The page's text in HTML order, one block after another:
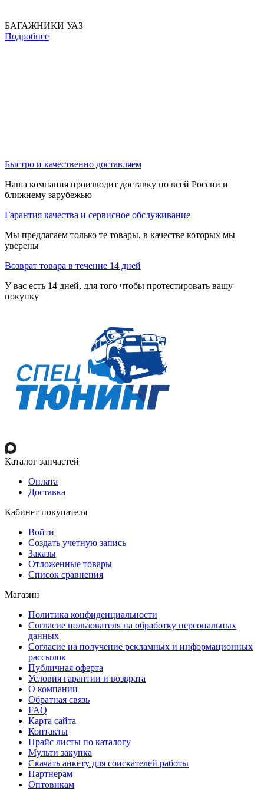
БАГАЖНИКИ УАЗ
Подробнее
Быстро и качественно доставляем
Наша компания производит доставку по всей России и
ближнему зарубежью
Гарантия качества и сервисное обслуживание
Мы предлагаем только те товары, в качестве которых мы
уверены
Возврат товара в течение 14 дней
У вас есть 14 дней, для того чтобы протестировать вашу
покупку
Каталог запчастей
Оплата
Доставка
Кабинет покупателя
Войти
Создать учетную запись
Заказы
Отложенные товары
Список сравнения
Магазин
Политика конфиденциальности
Согласие пользователя на обработку персональных
данных
Согласие на получение рекламных и информационных
рассылок
Публичная оферта
Условия гарантии и возврата
О компании
Обратная связь
FAQ
Карта сайта
Контакты
Прайс листы по каталогу
Мульти закупка
Скачать анкету для соискателей работы
Партнерам
Оптовикам